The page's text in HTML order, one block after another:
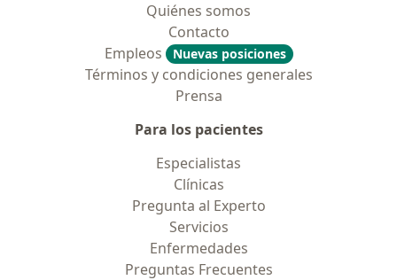
Quiénes somos
Contacto
Empleos
Nuevas posiciones
Términos y condiciones generales
Prensa
Para los pacientes
Especialistas
Clínicas
Pregunta al Experto
Servicios
Enfermedades
Preguntas Frecuentes